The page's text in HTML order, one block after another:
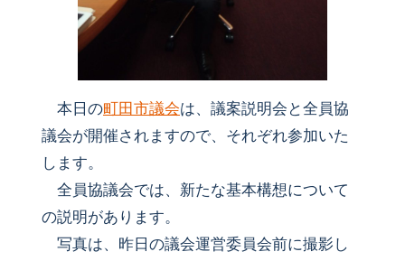
本日の町田市議会は、議案説明会と全員協
議会が開催されますので、それぞれ参加いた
します。
全員協議会では、新たな基本構想について
の説明があります。
写真は、昨日の議会運営委員会前に撮影し